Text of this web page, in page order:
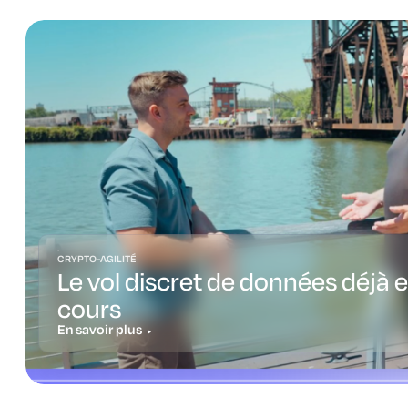
CRYPTO-AGILITÉ
Le vol discret de données déjà
cours
En savoir plus